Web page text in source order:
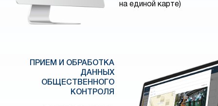
на единой карте)
ПРИЕМ И ОБРАБОТКА
ДАННЫХ
ОБЩЕСТВЕННОГО
КОНТРОЛЯ